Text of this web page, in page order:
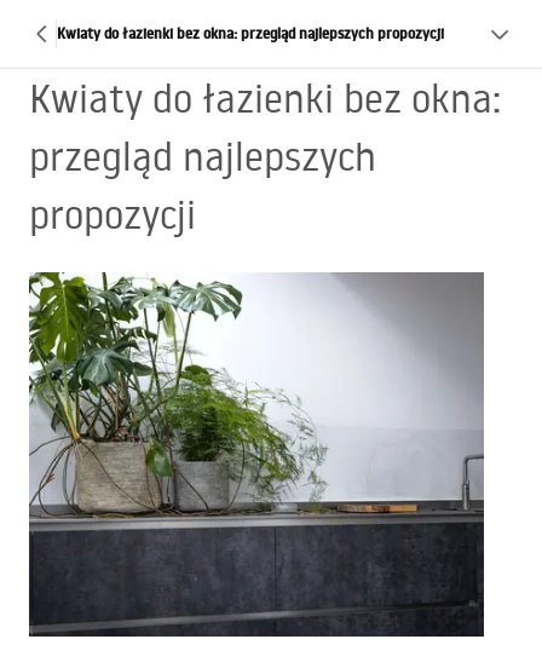
Kwiaty do łazienki bez okna: przegląd najlepszych propozycji
Kwiaty do łazienki bez okna:
przegląd najlepszych
propozycji